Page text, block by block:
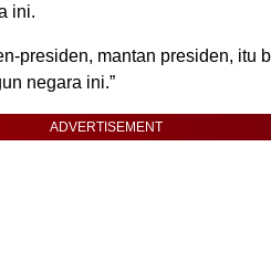
ini.
presiden, mantan presiden, itu
negara ini.”
ADVERTISEMENT